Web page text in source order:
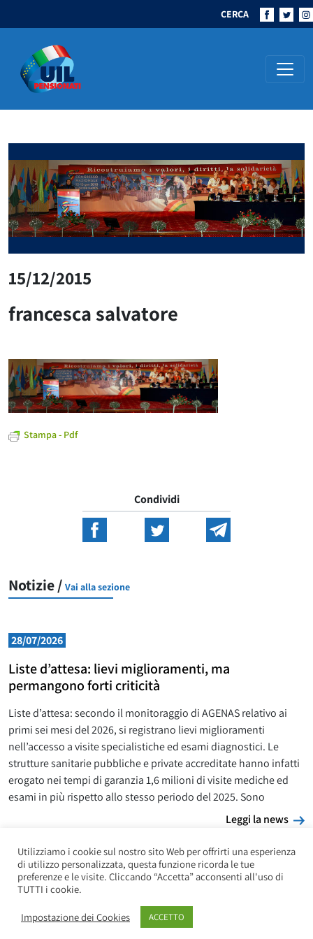
CERCA
Navigazione principale
15/12/2015
francesca salvatore
Stampa - Pdf
Condividi
Notizie / Vai alla sezione
28/07/2026
Liste d’attesa: lievi miglioramenti, ma
permangono forti criticità
Liste d’attesa: secondo il monitoraggio di AGENAS relativo ai
primi sei mesi del 2026, si registrano lievi miglioramenti
nell’accesso a visite specialistiche ed esami diagnostici. Le
strutture sanitarie pubbliche e private accreditate hanno infatti
erogato nei tempi di garanzia 1,6 milioni di visite mediche ed
esami in più rispetto allo stesso periodo del 2025. Sono
Leggi la news
Utilizziamo i cookie sul nostro sito Web per offrirti una esperienza
di utilizzo personalizzata, questa funzione ricorda le tue
preferenze e le visite. Cliccando “Accetta” acconsenti all'uso di
TUTTI i cookie.
Impostazione dei Cookies ACCETTO